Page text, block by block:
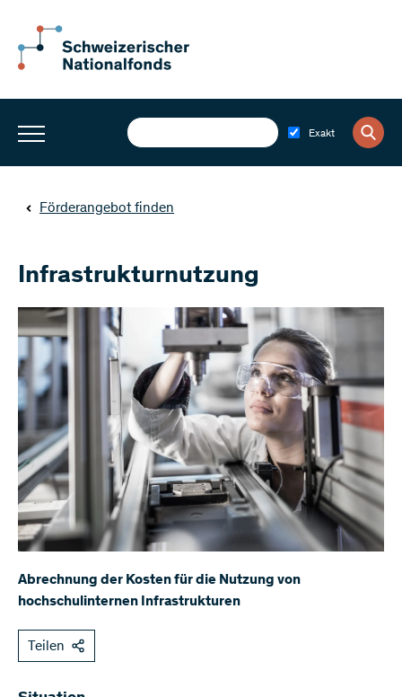
Exakt
Förderangebot finden
Infrastrukturnutzung
Abrechnung der Kosten für die Nutzung von
hochschulinternen Infrastrukturen
Teilen